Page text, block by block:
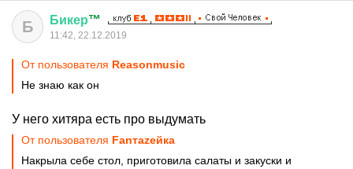
Б Бикер™
11:42, 22.12.2019
От пользователя Reasonmusic
Не знаю как он
У него хитяра есть про выдумать
От пользователя Fanтаzeйкa
Накрыла себе стол, приготовила салаты и закуски и